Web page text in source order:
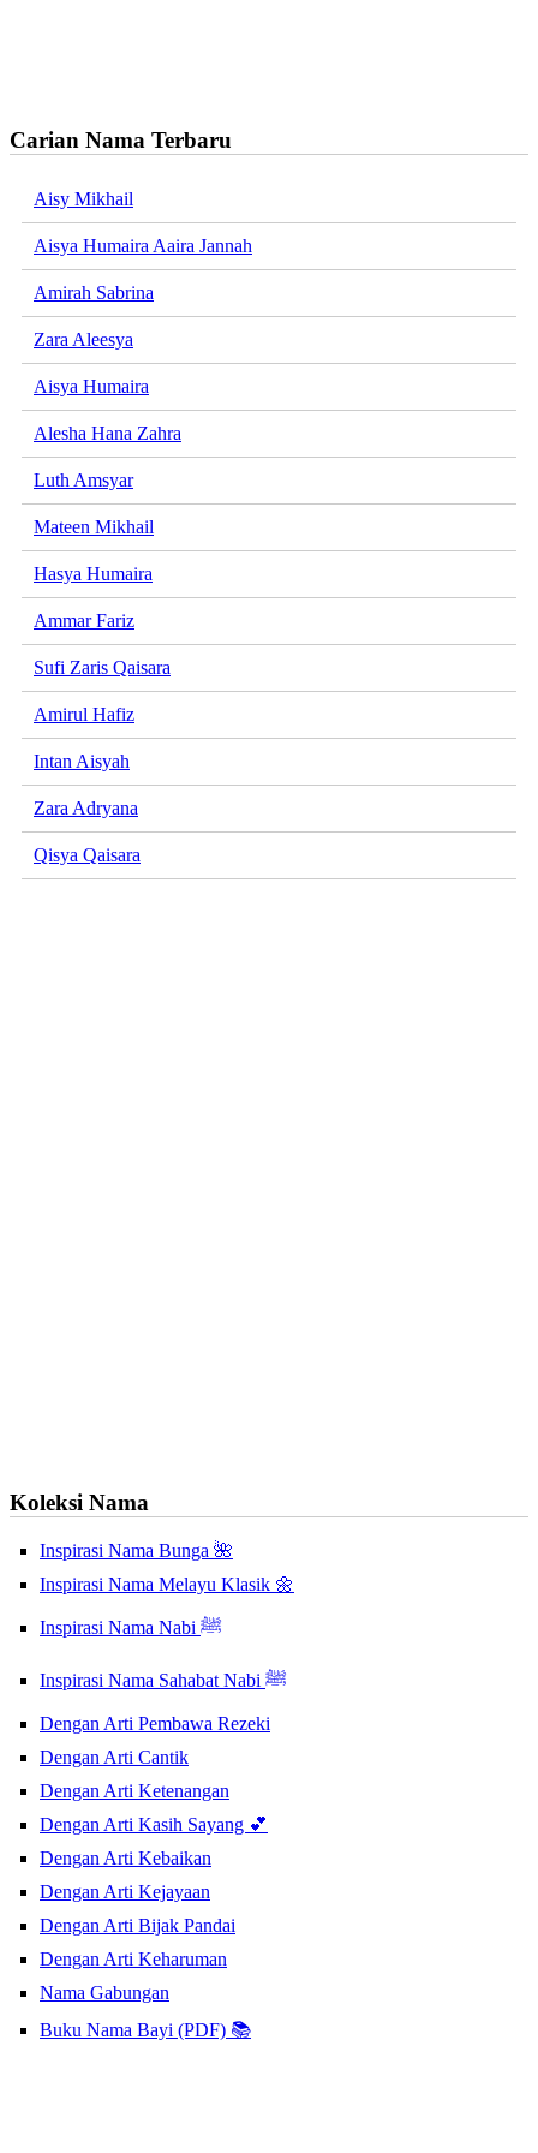
Carian Nama Terbaru
Aisy Mikhail
Aisya Humaira Aaira Jannah
Amirah Sabrina
Zara Aleesya
Aisya Humaira
Alesha Hana Zahra
Luth Amsyar
Mateen Mikhail
Hasya Humaira
Ammar Fariz
Sufi Zaris Qaisara
Amirul Hafiz
Intan Aisyah
Zara Adryana
Qisya Qaisara
Koleksi Nama
Inspirasi Nama Bunga 🌺
Inspirasi Nama Melayu Klasik 🌼
Inspirasi Nama Nabi ﷺ
Inspirasi Nama Sahabat Nabi ﷺ
Dengan Arti Pembawa Rezeki
Dengan Arti Cantik
Dengan Arti Ketenangan
Dengan Arti Kasih Sayang 💕
Dengan Arti Kebaikan
Dengan Arti Kejayaan
Dengan Arti Bijak Pandai
Dengan Arti Keharuman
Nama Gabungan
Buku Nama Bayi (PDF) 📚